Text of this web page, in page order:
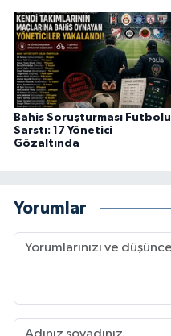
Bahis Soruşturması Futbolu
Sarstı: 17 Yönetici
Gözaltında
Yorumlar